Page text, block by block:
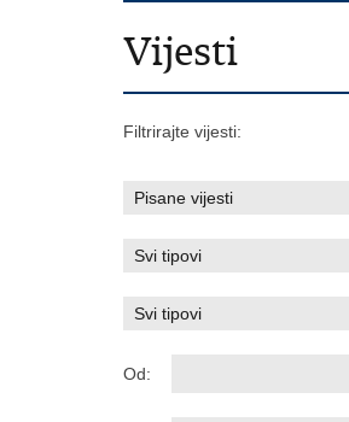
Vijesti
Filtrirajte vijesti:
Od: